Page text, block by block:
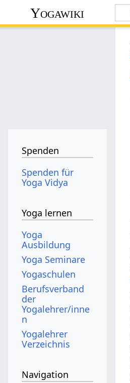
Yogawiki
Spenden
Spenden für
Yoga Vidya
Yoga lernen
Yoga
Ausbildung
Yoga Seminare
Yogaschulen
Berufsverband
der
Yogalehrer/inne
n
Yogalehrer
Verzeichnis
Navigation